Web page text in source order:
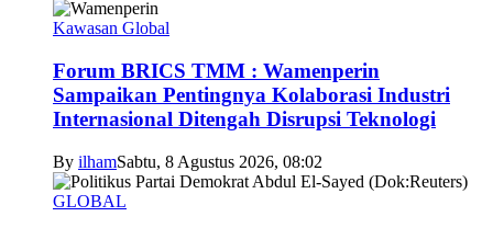
Kawasan Global
Forum BRICS TMM : Wamenperin
Sampaikan Pentingnya Kolaborasi Industri
Internasional Ditengah Disrupsi Teknologi
By ilhamSabtu, 8 Agustus 2026, 08:02
GLOBAL